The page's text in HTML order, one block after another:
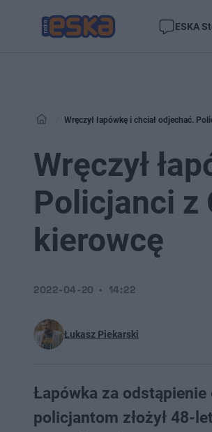
ESKA
Wręczył łapówkę i chciał odjechać.
Wręczył
Policjanci z
kierowcę
Łukasz Piekarski
2022-04-20 14:22
Łapówka za
policjantom złożył 48-